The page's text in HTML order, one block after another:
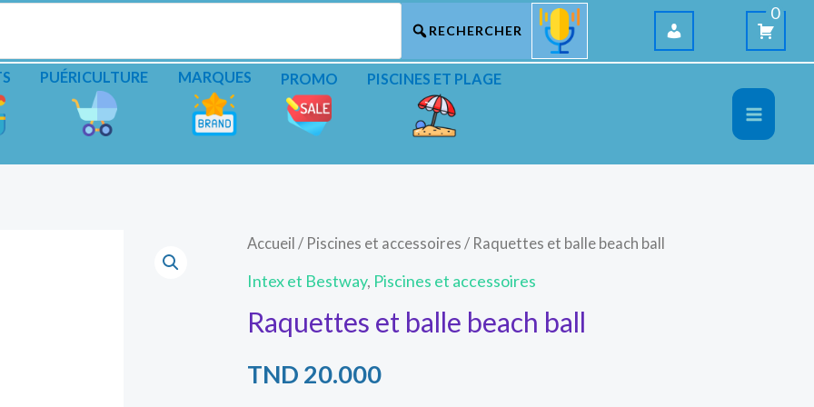
0
PUÉRICULTURE MARQUES PROMO PISCINES ET PLAGE
Accueil / Piscines et accessoires / Raquettes et balle beach ball
Intex et Bestway, Piscines et accessoires
Raquettes et balle beach ball
TND 20.000